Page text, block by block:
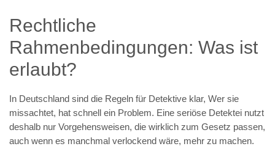
Rechtliche
Rahmenbedingungen: Was ist
erlaubt?
In Deutschland sind die Regeln für Detektive klar, Wer sie
missachtet, hat schnell ein Problem. Eine seriöse Detektei nutzt
deshalb nur Vorgehensweisen, die wirklich zum Gesetz passen,
auch wenn es manchmal verlockend wäre, mehr zu machen.